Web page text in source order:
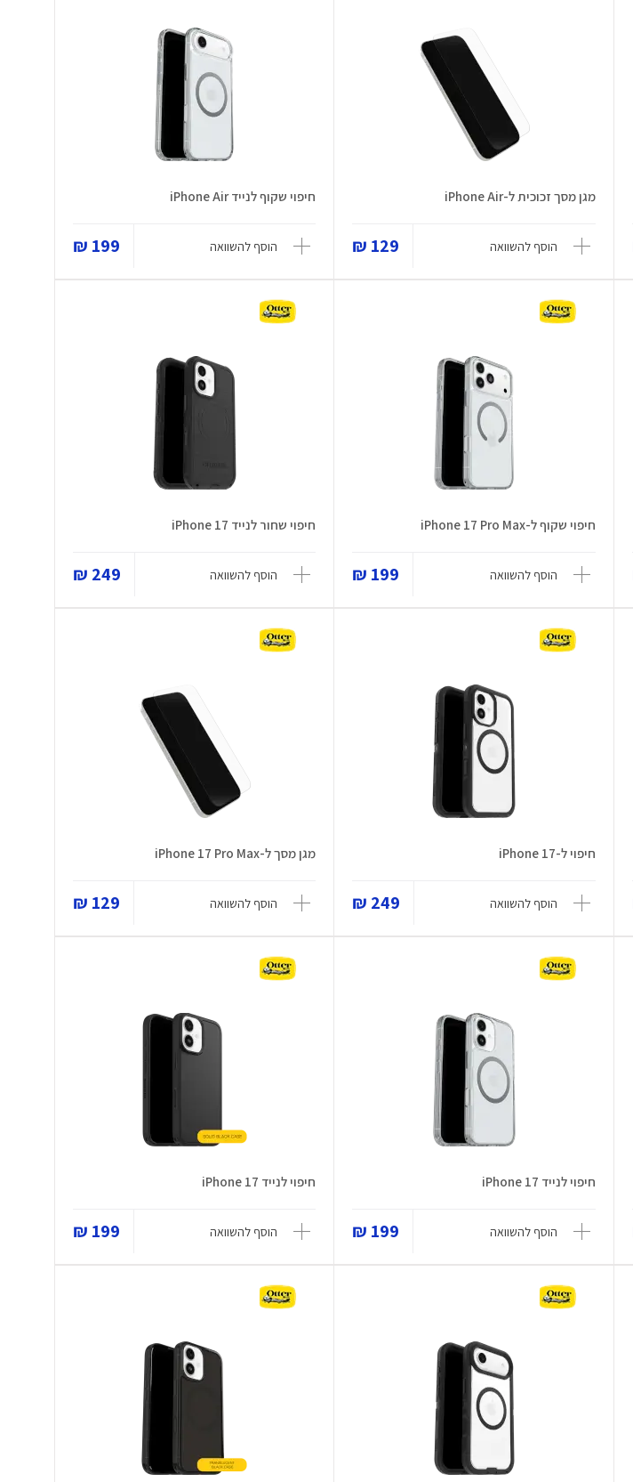
מגן מסך זכוכית ל-iPhone Air
הוסף להשוואה 129 ₪
חיפוי שקוף לנייד iPhone Air
הוסף להשוואה 199 ₪
חיפוי שקוף ל-iPhone 17 Pro Max
הוסף להשוואה 199 ₪
חיפוי שחור לנייד iPhone 17
הוסף להשוואה 249 ₪
חיפוי ל-iPhone 17
הוסף להשוואה 249 ₪
מגן מסך ל-iPhone 17 Pro Max
הוסף להשוואה 129 ₪
חיפוי לנייד iPhone 17
הוסף להשוואה 199 ₪
חיפוי לנייד iPhone 17
הוסף להשוואה 199 ₪